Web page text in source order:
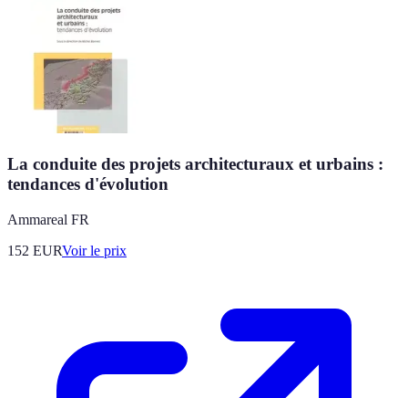
La conduite des projets architecturaux et urbains :
tendances d'évolution
Ammareal FR
152 EURVoir le prix